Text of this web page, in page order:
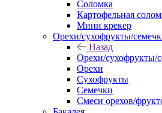
Соломка
Картофельная
Мини крекер
Орехи/сухофрукты/
Назад
Орехи/сухофрукты/
Орехи
Сухофрукты
Семечки
Смеси орехов/